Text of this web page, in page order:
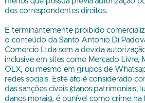
dos correspondentes direitos.
É terminantemente proibido
o conteúdo da Santo Antonio Di
Comercio Ltda sem a devida
inclusive em sites como Mercado Livre,
OLX, ou mesmo em grupos de
redes sociais. Este ato é considerado
das sanções cíveis (danos patrimoniais,
danos morais), é punível como crime na